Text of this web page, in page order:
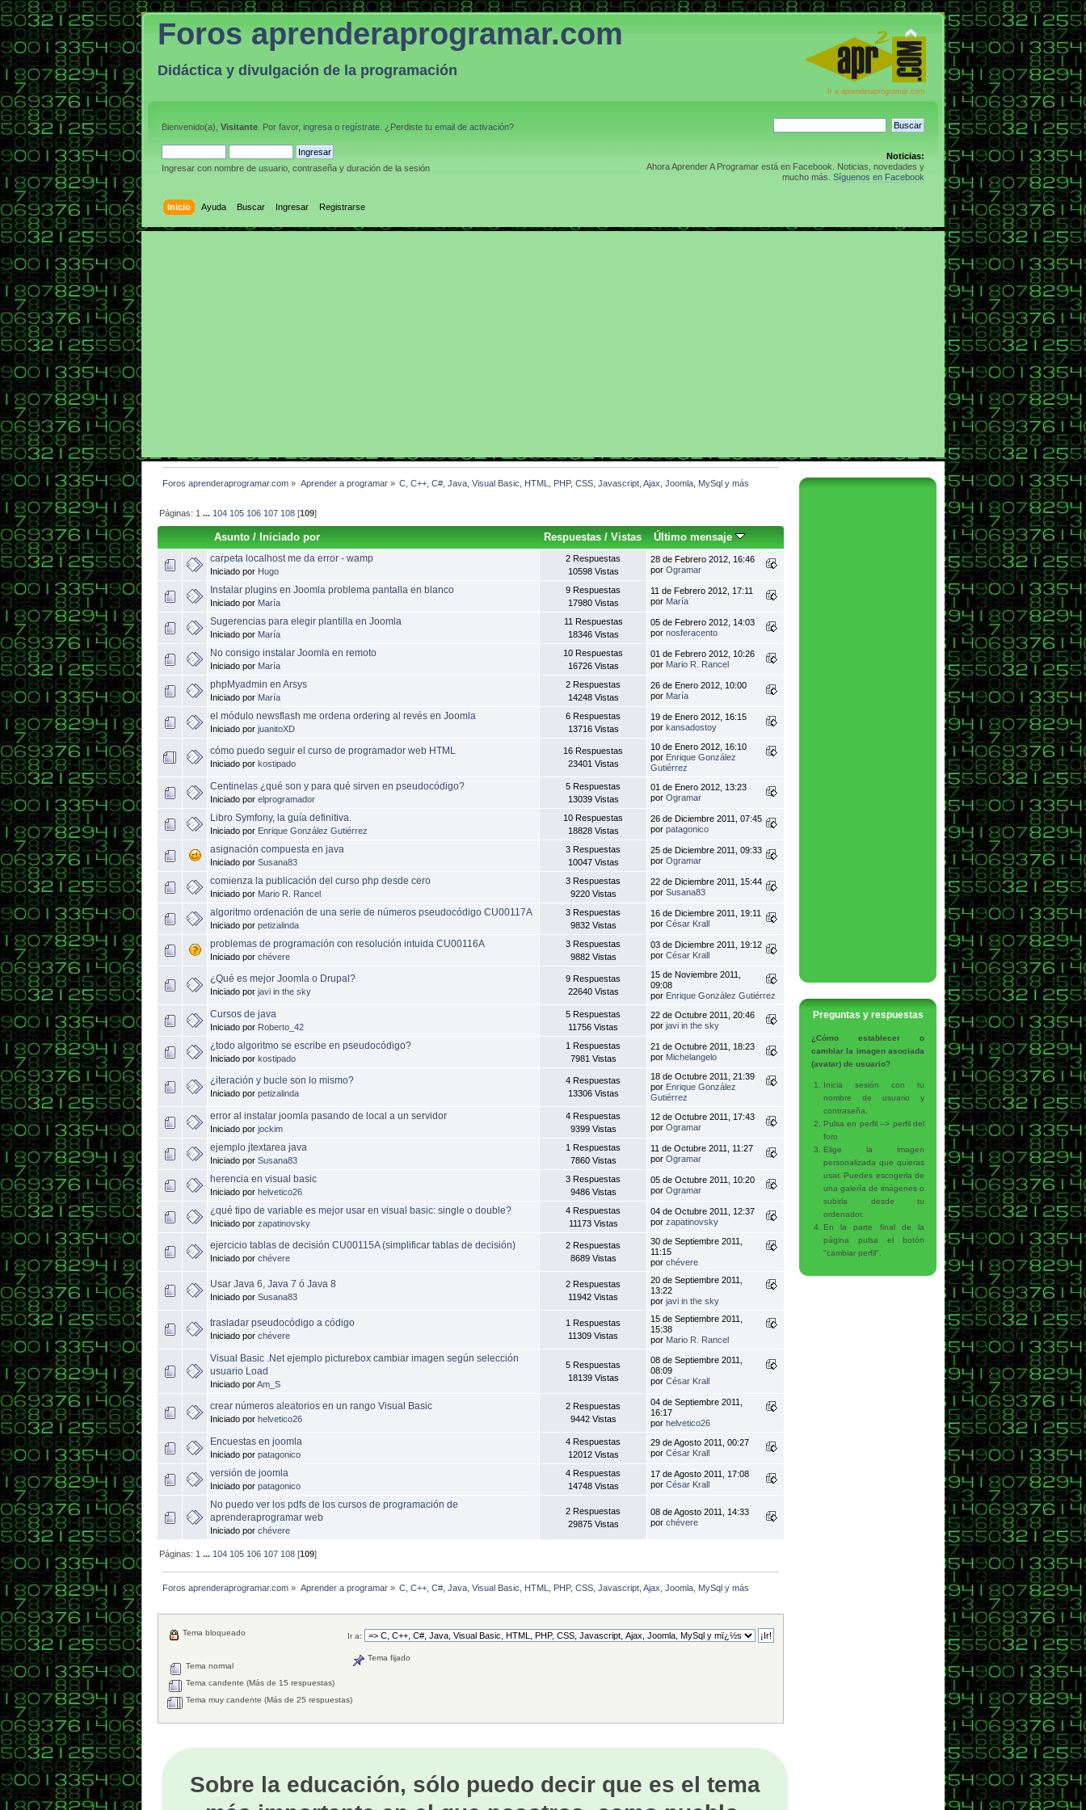
Foros aprenderaprogramar.com
Didáctica y divulgación de la programación
Ir a aprenderaprogramar.com
Bienvenido(a), Visitante . Por favor, ingresa o regístrate . ¿Perdiste tu email de activación?
Ingresar con nombre de usuario, contraseña y duración de la sesión
Noticias:
Ahora Aprender A Programar está en Facebook. Noticias, novedades y
mucho más. Síguenos en Facebook
Inicio Ayuda Buscar Ingresar Registrarse
Foros aprenderaprogramar.com » Aprender a programar» C, C++, C#, Java, Visual Basic, HTML, PHP, CSS, Javascript, Ajax, Joomla, MySql y más
Páginas: 1 ... 104 105 106 107 108 [109]
Asunto /Iniciado por Respuestas / Vistas Último mensaje
carpeta localhost me da error - wamp
Iniciado por Hugo
2 Respuestas
10598 Vistas
28 de Febrero 2012, 16:46
por Ogramar
Instalar plugins en Joomla problema pantalla en blanco
Iniciado por María
9 Respuestas
17980 Vistas
11 de Febrero 2012, 17:11
por María
Sugerencias para elegir plantilla en Joomla
Iniciado por María
11 Respuestas
18346 Vistas
05 de Febrero 2012, 14:03
por nosferacento
No consigo instalar Joomla en remoto
Iniciado por María
10 Respuestas
16726 Vistas
01 de Febrero 2012, 10:26
por Mario R. Rancel
phpMyadmin en Arsys
Iniciado por María
2 Respuestas
14248 Vistas
26 de Enero 2012, 10:00
por María
el módulo newsflash me ordena ordering al revés en Joomla
Iniciado por juanitoXD
6 Respuestas
13716 Vistas
19 de Enero 2012, 16:15
por kansadostoy
cómo puedo seguir el curso de programador web HTML
Iniciado por kostipado
16 Respuestas
23401 Vistas
10 de Enero 2012, 16:10
por Enrique González
Gutiérrez
Centinelas ¿qué son y para qué sirven en pseudocódigo?
Iniciado por elprogramador
5 Respuestas
13039 Vistas
01 de Enero 2012, 13:23
por Ogramar
Libro Symfony, la guía definitiva.
Iniciado por Enrique González Gutiérrez
10 Respuestas
18828 Vistas
26 de Diciembre 2011, 07:45
por patagonico
asignación compuesta en java
Iniciado por Susana83
3 Respuestas
10047 Vistas
25 de Diciembre 2011, 09:33
por Ogramar
comienza la publicación del curso php desde cero
Iniciado por Mario R. Rancel
3 Respuestas
9220 Vistas
22 de Diciembre 2011, 15:44
por Susana83
algoritmo ordenación de una serie de números pseudocódigo CU00117A
Iniciado por petizalinda
3 Respuestas
9832 Vistas
16 de Diciembre 2011, 19:11
por César Krall
problemas de programación con resolución intuida CU00116A
Iniciado por chévere
3 Respuestas
9882 Vistas
03 de Diciembre 2011, 19:12
por César Krall
¿Qué es mejor Joomla o Drupal?
Iniciado por javi in the sky
9 Respuestas
22640 Vistas
15 de Noviembre 2011,
09:08
por Enrique González Gutiérrez
Cursos de java
Iniciado por Roberto_42
5 Respuestas
11756 Vistas
22 de Octubre 2011, 20:46
por javi in the sky
¿todo algoritmo se escribe en pseudocódigo?
Iniciado por kostipado
1 Respuestas
7981 Vistas
21 de Octubre 2011, 18:23
por Michelangelo
¿iteración y bucle son lo mismo?
Iniciado por petizalinda
4 Respuestas
13306 Vistas
18 de Octubre 2011, 21:39
por Enrique González
Gutiérrez
error al instalar joomla pasando de local a un servidor
Iniciado por jockim
4 Respuestas
9399 Vistas
12 de Octubre 2011, 17:43
por Ogramar
ejemplo jtextarea java
Iniciado por Susana83
1 Respuestas
7860 Vistas
11 de Octubre 2011, 11:27
por Ogramar
herencia en visual basic
Iniciado por helvetico26
3 Respuestas
9486 Vistas
05 de Octubre 2011, 10:20
por Ogramar
¿qué tipo de variable es mejor usar en visual basic: single o double?
Iniciado por zapatinovsky
4 Respuestas
11173 Vistas
04 de Octubre 2011, 12:37
por zapatinovsky
ejercicio tablas de decisión CU00115A (simplificar tablas de decisión)
Iniciado por chévere
2 Respuestas
8689 Vistas
30 de Septiembre 2011,
11:15
por chévere
Usar Java 6, Java 7 ó Java 8
Iniciado por Susana83
2 Respuestas
11942 Vistas
20 de Septiembre 2011,
13:22
por javi in the sky
trasladar pseudocódigo a código
Iniciado por chévere
1 Respuestas
11309 Vistas
15 de Septiembre 2011,
15:38
por Mario R. Rancel
Visual Basic .Net ejemplo picturebox cambiar imagen según selección
usuario Load
Iniciado porAm_S
5 Respuestas
18139 Vistas
08 de Septiembre 2011,
08:09
por César Krall
crear números aleatorios en un rango Visual Basic
Iniciado por helvetico26
2 Respuestas
9442 Vistas
04 de Septiembre 2011,
16:17
por helvetico26
Encuestas en joomla
Iniciado por patagonico
4 Respuestas
12012 Vistas
29 de Agosto 2011, 00:27
por César Krall
versión de joomla
Iniciado por patagonico
4 Respuestas
14748 Vistas
17 de Agosto 2011, 17:08
por César Krall
No puedo ver los pdfs de los cursos de programación de
aprenderaprogramar web
Iniciado por chévere
2 Respuestas
29875 Vistas
08 de Agosto 2011, 14:33
por chévere
Páginas: 1 ... 104 105 106 107 108 [109]
Foros aprenderaprogramar.com » Aprender a programar» C, C++, C#, Java, Visual Basic, HTML, PHP, CSS, Javascript, Ajax, Joomla, MySql y más
Ir a:
Tema normal
Tema candente (Más de 15 respuestas)
Tema muy candente (Más de 25 respuestas)
Tema bloqueado
Tema fijado
Sobre la educación, sólo puedo decir que es el tema
Preguntas y respuestas
¿Cómo establecer o
cambiar la imagen asociada
(avatar) de usuario?
Inicia sesión con tu
nombre de usuario y
contraseña.
Pulsa en perfil --> perfil del
foro
Elige la imagen
personalizada que quieras
usar. Puedes escogerla de
una galería de imágenes o
subirla desde tu
ordenador.
En la parte final de la
página pulsa el botón
"cambiar perfil".